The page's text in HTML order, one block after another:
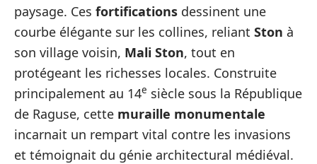
paysage. Ces fortifications dessinent une
courbe élégante sur les collines, reliant Ston à
son village voisin, Mali Ston, tout en
protégeant les richesses locales. Construite
principalement au 14e siècle sous la République
de Raguse, cette muraille monumentale
incarnait un rempart vital contre les invasions
et témoignait du génie architectural médiéval.